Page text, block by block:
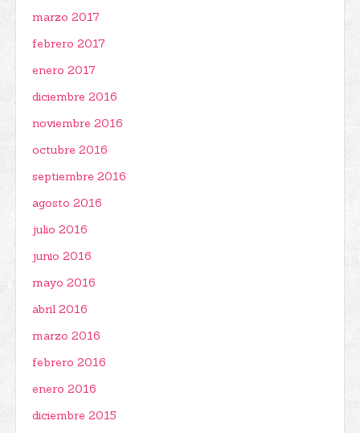
marzo 2017
febrero 2017
enero 2017
diciembre 2016
noviembre 2016
octubre 2016
septiembre 2016
agosto 2016
julio 2016
junio 2016
mayo 2016
abril 2016
marzo 2016
febrero 2016
enero 2016
diciembre 2015